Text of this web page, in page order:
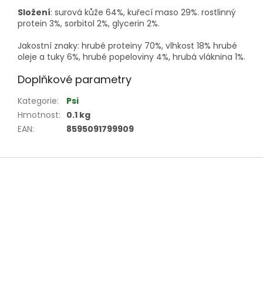
Složení: surová kůže 64%, kuřecí maso 29%. rostlinný
protein 3%, sorbitol 2%, glycerin 2%.
Jakostní znaky: hrubé proteiny 70%, vlhkost 18% hrubé
oleje a tuky 6%, hrubé popeloviny 4%, hrubá vláknina 1%.
Doplňkové parametry
Kategorie:
Psi
Hmotnost: 0.1 kg
EAN: 8595091799909
Z